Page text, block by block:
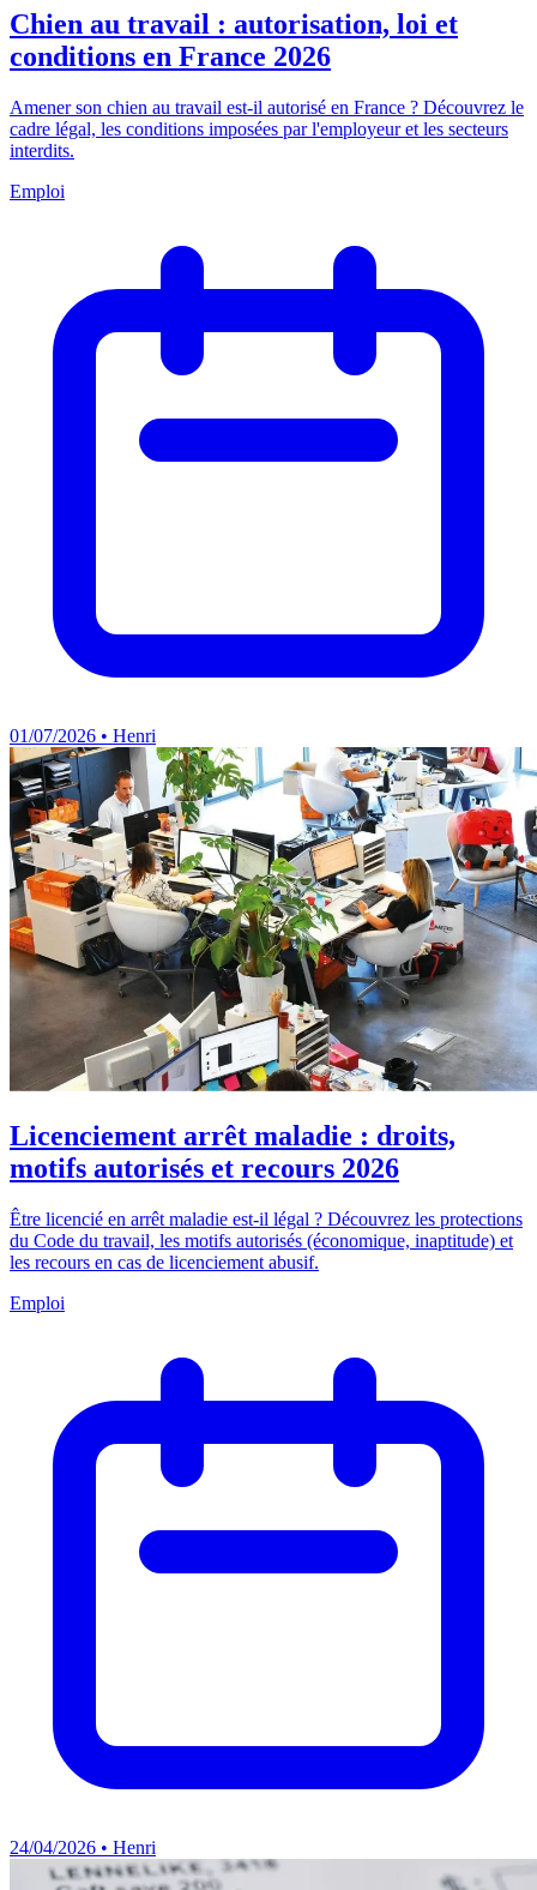
Chien au travail : autorisation, loi et
conditions en France 2026
Amener son chien au travail est-il autorisé en France ? Découvrez le
cadre légal, les conditions imposées par l'employeur et les secteurs
interdits.
Emploi
01/07/2026 • Henri
Licenciement arrêt maladie : droits,
motifs autorisés et recours 2026
Être licencié en arrêt maladie est-il légal ? Découvrez les protections
du Code du travail, les motifs autorisés (économique, inaptitude) et
les recours en cas de licenciement abusif.
Emploi
24/04/2026 • Henri